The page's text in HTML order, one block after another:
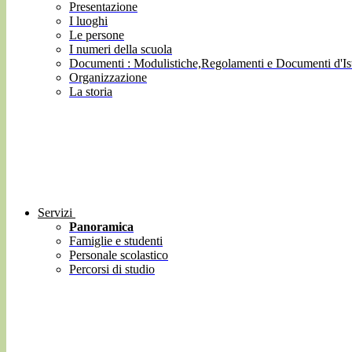
Presentazione
I luoghi
Le persone
I numeri della scuola
Documenti : Modulistiche,Regolamenti e Documenti
Organizzazione
La storia
Servizi
Panoramica
Famiglie e studenti
Personale scolastico
Percorsi di studio